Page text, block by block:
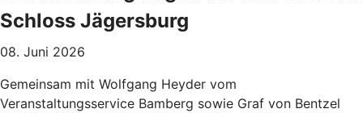
Schloss Jägersburg
08. Juni 2026
Gemeinsam mit Wolfgang Heyder vom
Veranstaltungsservice Bamberg sowie Graf von Bentzel